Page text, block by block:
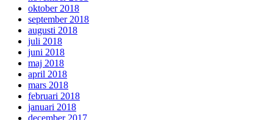
oktober 2018
september 2018
augusti 2018
juli 2018
juni 2018
maj 2018
april 2018
mars 2018
februari 2018
januari 2018
december 2017